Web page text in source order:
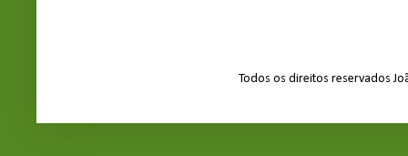
Todos os direitos reservados